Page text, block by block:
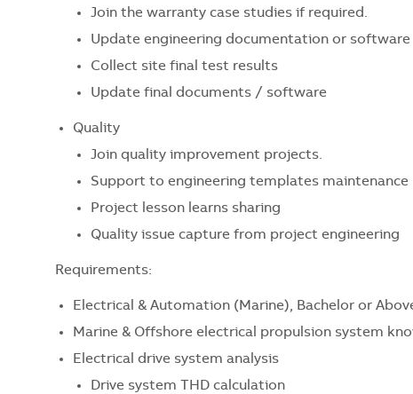
Join the warranty case studies if required.
Update engineering documentation or software
Collect site final test results
Update final documents / software
Quality
Join quality improvement projects.
Support to engineering templates maintenance
Project lesson learns sharing
Quality issue capture from project engineering
Requirements:
Electrical & Automation (Marine), Bachelor or
Marine & Offshore electrical propulsion system
Electrical drive system analysis
Drive system THD calculation